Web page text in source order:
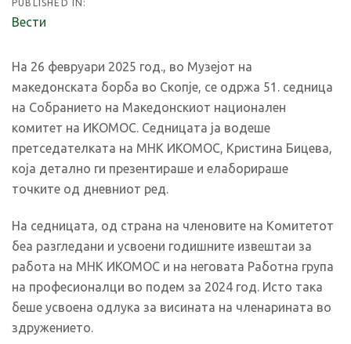
PUBLISHED IN:
Вести
На 26 февруари 2025 год., во Музејот на
македонската борба во Скопје, се одржа 51. седница
на Собранието на Македонскиот национален
комитет на ИКОМОС. Седницата ја водеше
претседателката на МНК ИКОМОС, Кристина Бицева,
која детално ги презентираше и елаборираше
точките од дневниот ред.
На седницата, од страна на членовите на Комитетот
беа разгледани и усвоени годишните извештаи за
работа на МНК ИКОМОС и на неговата Работна група
на професионалци во подем за 2024 год. Исто така
беше усвоена одлука за висината на членарината во
здружението.